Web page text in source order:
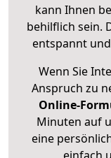
kann Ihnen
behilflich sein.
entspannt
Wenn Sie
Anspruch zu
Online-
Minuten auf
eine